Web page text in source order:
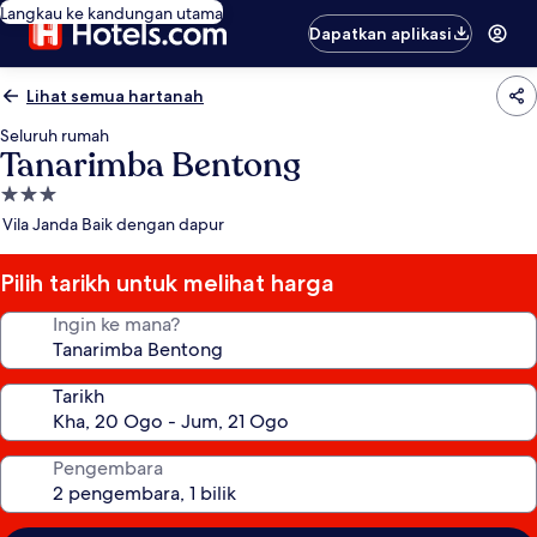
Langkau ke kandungan utama
Dapatkan aplikasi
Lihat semua hartanah
Seluruh rumah
Tanarimba Bentong
Hartanah
3.0
Vila Janda Baik dengan dapur
Pilih tarikh untuk melihat harga
Ingin ke mana?
Tarikh
Pengembara